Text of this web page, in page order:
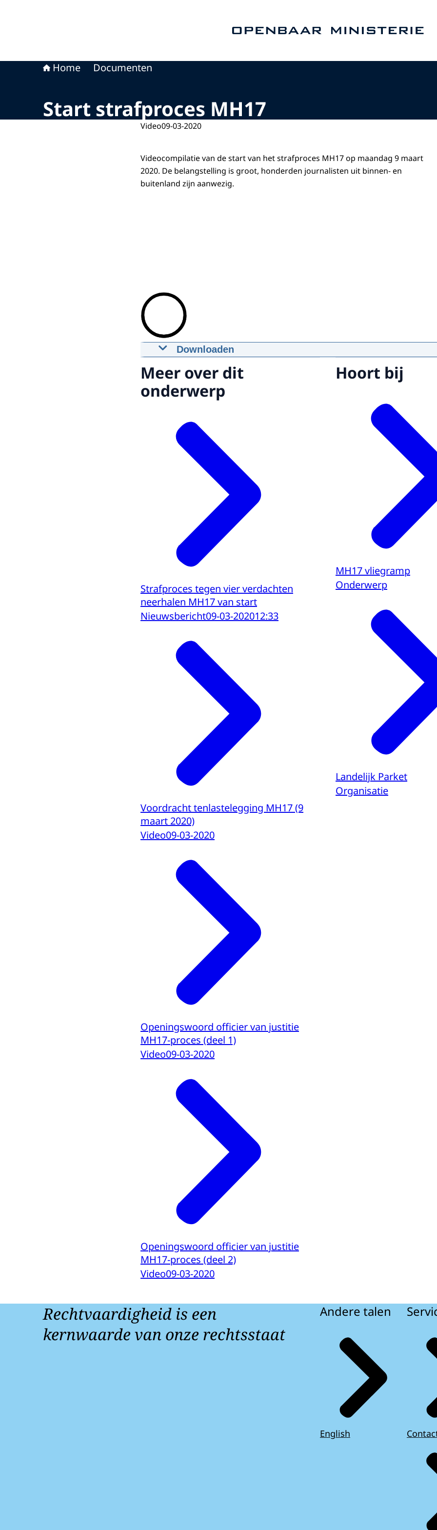
Home Documenten
Start strafproces MH17
Video09-03-2020
Videocompilatie van de start van het strafproces MH17 op maandag 9 maart
2020. De belangstelling is groot, honderden journalisten uit binnen- en
buitenland zijn aanwezig.
Downloaden
09-03-2020 mp4
Download
Meer over dit
onderwerp
Strafproces tegen vier verdachten
neerhalen MH17 van start
Nieuwsbericht09-03-202012:33
Voordracht tenlastelegging MH17 (9
maart 2020)
Video09-03-2020
Openingswoord officier van justitie
MH17-proces (deel 1)
Video09-03-2020
Openingswoord officier van justitie
MH17-proces (deel 2)
Video09-03-2020
Hoort bij
MH17 vliegramp
Onderwerp
Landelijk Parket
Organisatie
Rechtvaardigheid is een
kernwaarde van onze rechtsstaat
Andere talen
English